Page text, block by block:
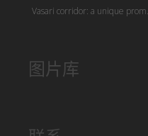
Vasari corridor: a unique
图片库